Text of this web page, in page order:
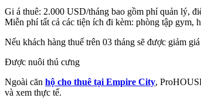
Gi á thuê: 2.000 USD/tháng bao gồm phí quản lý,
Miễn phí tất cả các tiện ích đi kèm: phòng tập gym,
Nếu khách hàng thuế trên 03 tháng sẽ được giảm giá
Được nuôi thú cưng
Ngoài căn hộ cho thuê tại Empire City,
và xem thực tế.